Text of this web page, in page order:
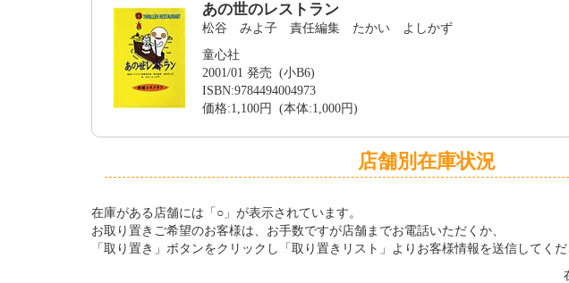
あの世のレストラン
松谷 みよ子 責任編集 たかい よしかず
童心社
2001/01 発売 (小B6)
ISBN:9784494004973
価格:1,100円 (本体:1,000円)
店舗別在庫状況
在庫がある店舗には「○」が表示されています。
お取り置きご希望のお客様は、お手数ですが店舗までお電話いただくか、
「取り置き」ボタンをクリックし「取り置きリスト」よりお客様情報を送信してくだ